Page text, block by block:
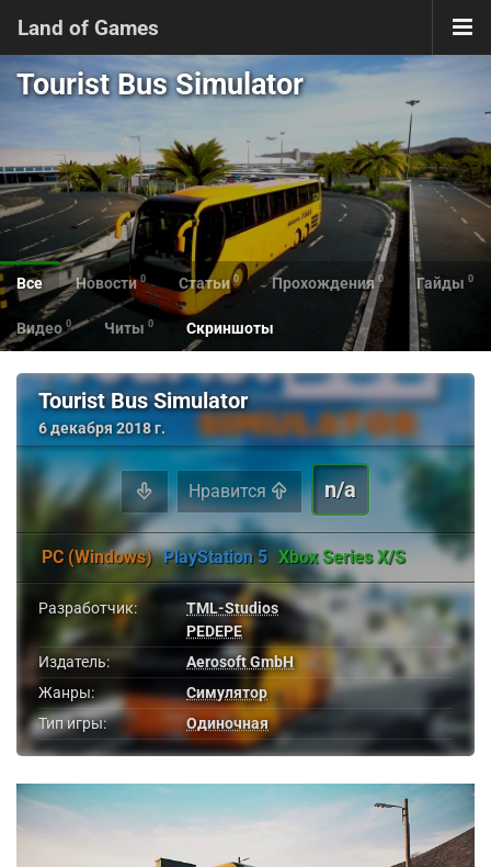
Land of Games
Tourist Bus Simulator
Все Новости 0 Статьи 0 Прохождения 0 Гайды 0
Видео 0 Читы 0 Скриншоты
Tourist Bus Simulator
6 декабря 2018 г.
Нравится n/a
PC (Windows) PlayStation 5 Xbox Series X/S
Разработчик:
TML-Studios
PEDEPE
Издатель:
Aerosoft GmbH
Жанры:
Симулятор
Тип игры:
Одиночная